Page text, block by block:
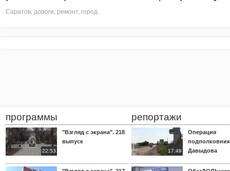
Саратов, дороги, ремонт, город
программы
22:53
"Взгляд с экрана". 218
выпуск
репортажи
17:49
Операция
Давыдова